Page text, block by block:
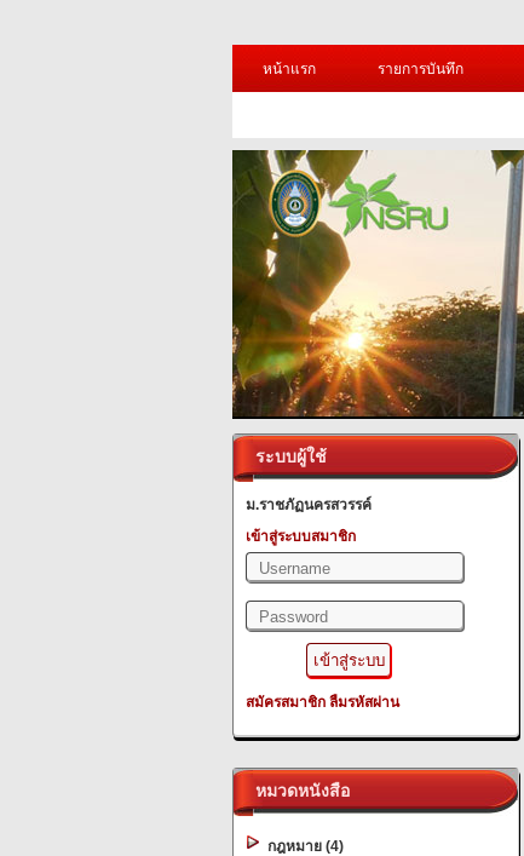
หน้าแรก
รายการบันทึก
ระบบผู้ใช้
ม.ราชภัฏนครสวรรค์
เข้าสู่ระบบสมาชิก
สมัครสมาชิก ลืมรหัสผ่าน
หมวดหนังสือ
กฎหมาย (4)